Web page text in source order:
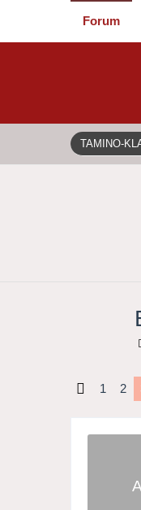
Forum
TAMINO-
1 2